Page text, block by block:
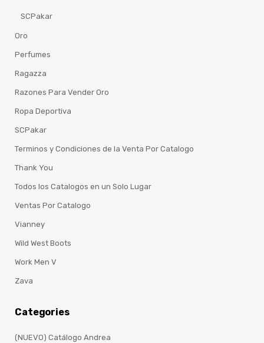
SCPakar
Oro
Perfumes
Ragazza
Razones Para Vender Oro
Ropa Deportiva
SCPakar
Terminos y Condiciones de la Venta Por Catalogo
Thank You
Todos los Catalogos en un Solo Lugar
Ventas Por Catalogo
Vianney
Wild West Boots
Work Men V
Zava
Categories
(NUEVO) Catálogo Andrea